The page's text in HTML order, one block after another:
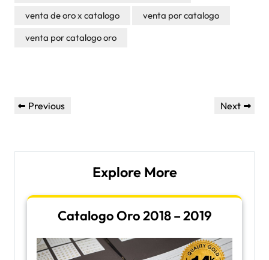
venta de oro x catalogo
venta por catalogo
venta por catalogo oro
Post
navigation
Previous
Previous
Next
Next
Explore More
Catalogo Oro 2018 – 2019